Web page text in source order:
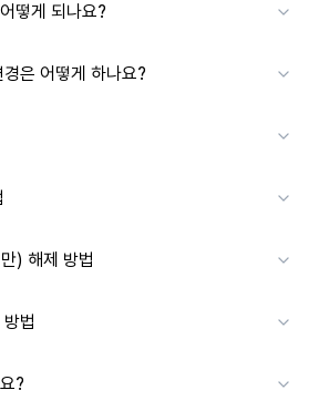
떻게 되나요?
은 어떻게 하나요?
) 해제 방법
법
?